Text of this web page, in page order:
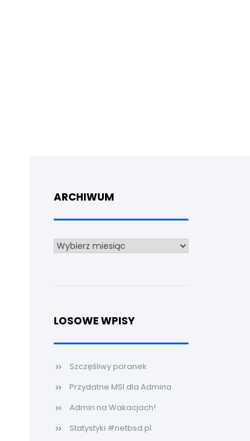
ARCHIWUM
Archiwum
LOSOWE WPISY
Szczęśliwy poranek
Przydatne MSI dla Admina
Admin na Wakacjach!
Statystyki #netbsd.pl